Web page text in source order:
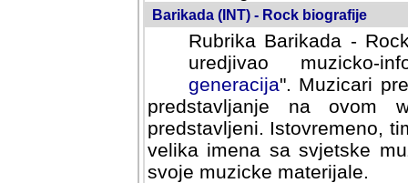
Barikada (INT) - Rock biografije
Rubrika Barikada -
uredjivao muzicko-
Muzicari predstavljeni u
na ovom web portalu
Istovremeno, tim nacinom
sa svjetske muzicke scene
materijale.